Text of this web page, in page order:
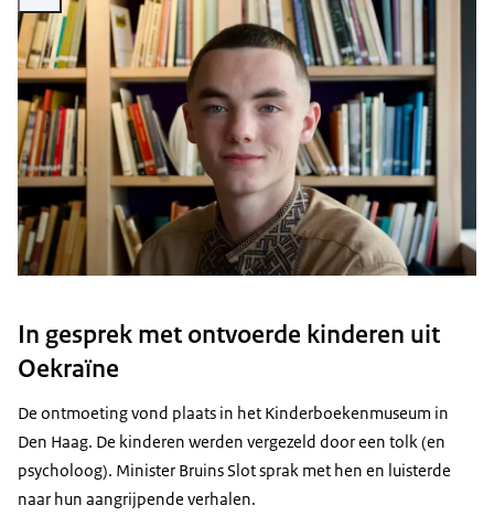
In gesprek met ontvoerde kinderen uit
Oekraïne
De ontmoeting vond plaats in het Kinderboekenmuseum in
Den Haag. De kinderen werden vergezeld door een tolk (en
psycholoog). Minister Bruins Slot sprak met hen en luisterde
naar hun aangrijpende verhalen.